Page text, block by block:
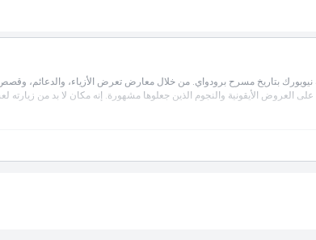
بتاريخ مسرح برودواي. من خلال معارض تعرض الأزياء، والدعائم،
العروض الأيقونية والنجوم الذين جعلوها مشهورة. إنه مكان لا بد من